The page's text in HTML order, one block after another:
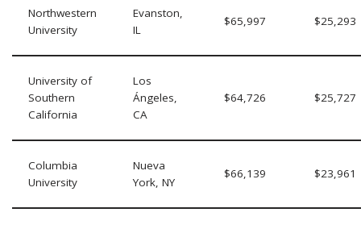
Northwestern
University
Evanston,
IL
$65,997 $25,293
University of
Southern
California
Los
Ángeles,
CA
$64,726 $25,727
Columbia
University
Nueva
York, NY
$66,139 $23,961